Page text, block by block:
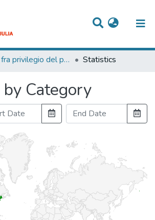
Conflitto fra privilegio del promissario acquirente ed ipoteca iscritta prima della trascrizione del contratto preliminare Statistics
Category